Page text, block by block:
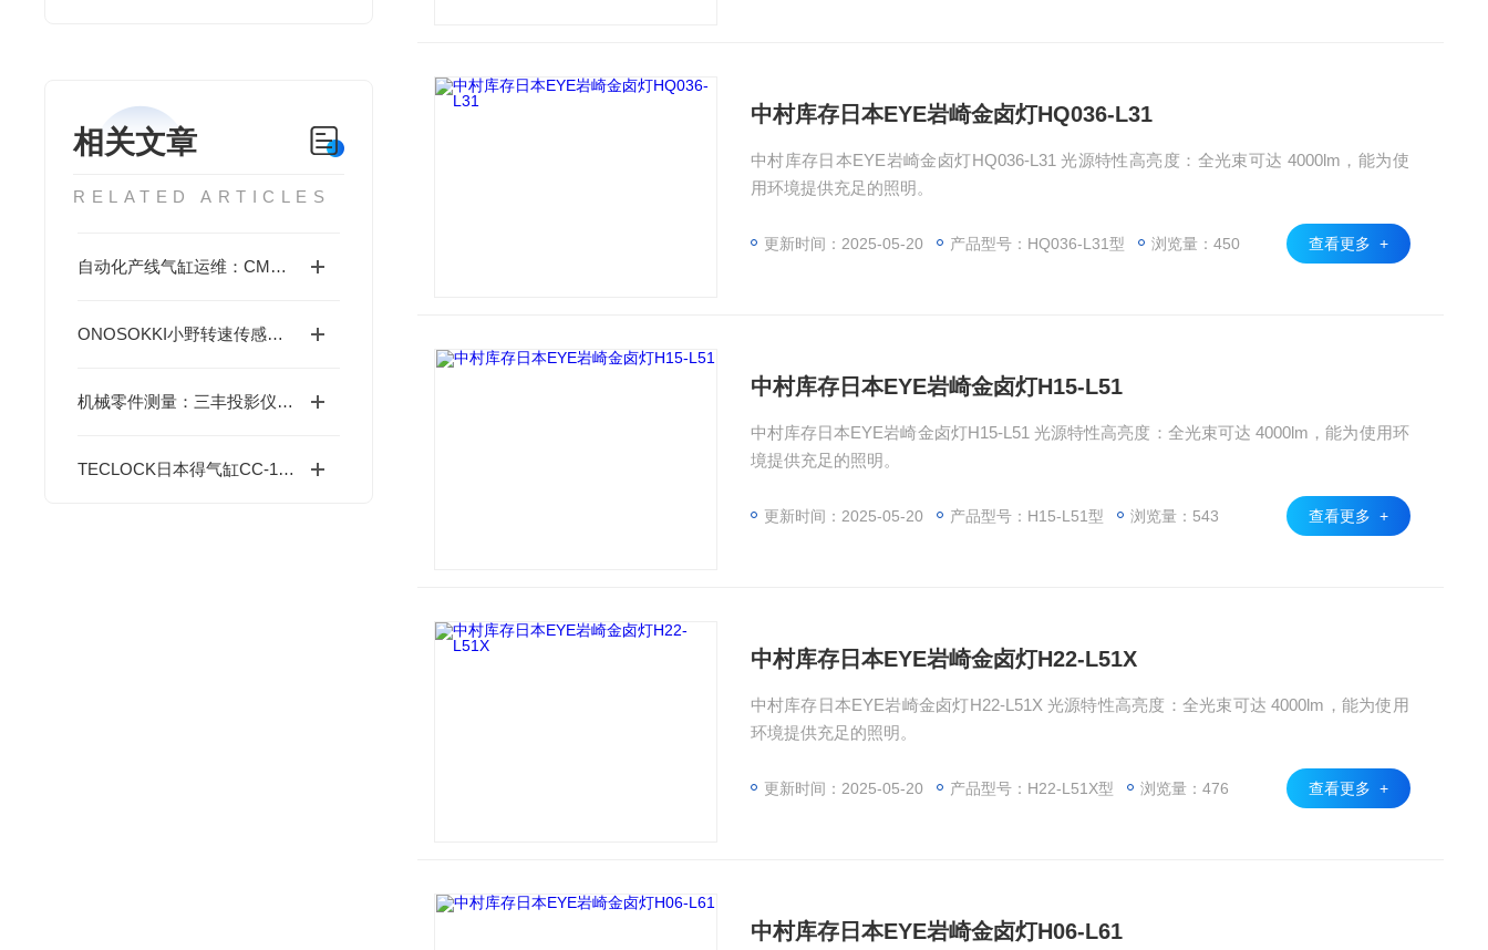
相关文章
RELATED ARTICLES
自动化产线气缸运维：CM2 系列维修保养计划与执行标准
ONOSOKKI小野转速传感器MP-981/AP-981的特点
机械零件测量：三丰投影仪 PV-5100 操作要点与场景适配技巧
TECLOCK日本得气缸CC-100原理
中村库存日本EYE岩崎金卤灯HQ036-L31
中村库存日本EYE岩崎金卤灯HQ036-L31 光源特性高亮度：全光束可达 4000lm，能为使
用环境提供充足的照明。
更新时间：2025-05-20 产品型号：HQ036-L31型 浏览量：450 查看更多 +
中村库存日本EYE岩崎金卤灯H15-L51
中村库存日本EYE岩崎金卤灯H15-L51 光源特性高亮度：全光束可达 4000lm，能为使用环
境提供充足的照明。
更新时间：2025-05-20 产品型号：H15-L51型 浏览量：543 查看更多 +
中村库存日本EYE岩崎金卤灯H22-L51X
中村库存日本EYE岩崎金卤灯H22-L51X 光源特性高亮度：全光束可达 4000lm，能为使用
环境提供充足的照明。
更新时间：2025-05-20 产品型号：H22-L51X型 浏览量：476 查看更多 +
中村库存日本EYE岩崎金卤灯H06-L61